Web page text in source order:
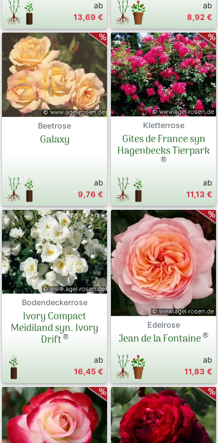
ab
13,69 €
ab
8,92 €
Beetrose
Galaxy
ab
9,76 €
Kletterrose
Gites de France syn
Hagenbecks Tierpark
®
ab
11,13 €
Bodendeckerrose
Ivory Compact
Meidiland syn. Ivory
Drift®
ab
16,45 €
Edelrose
Jean de la Fontaine®
ab
11,83 €